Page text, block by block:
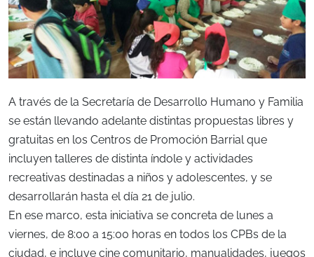
A través de la Secretaría de Desarrollo Humano y Familia
se están llevando adelante distintas propuestas libres y
gratuitas en los Centros de Promoción Barrial que
incluyen talleres de distinta índole y actividades
recreativas destinadas a niños y adolescentes, y se
desarrollarán hasta el día 21 de julio.
En ese marco, esta iniciativa se concreta de lunes a
viernes, de 8:00 a 15:00 horas en todos los CPBs de la
ciudad, e incluye cine comunitario, manualidades, juegos